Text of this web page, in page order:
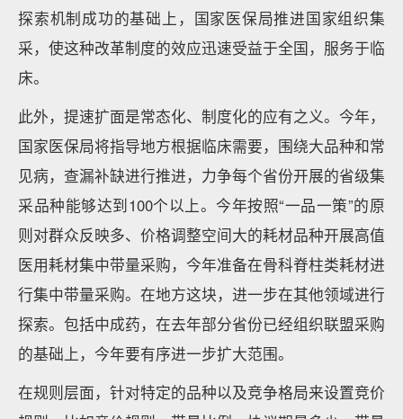
探索机制成功的基础上，国家医保局推进国家组织集
采，使这种改革制度的效应迅速受益于全国，服务于临
床。
此外，提速扩面是常态化、制度化的应有之义。今年，
国家医保局将指导地方根据临床需要，围绕大品种和常
见病，查漏补缺进行推进，力争每个省份开展的省级集
采品种能够达到100个以上。今年按照“一品一策”的原
则对群众反映多、价格调整空间大的耗材品种开展高值
医用耗材集中带量采购，今年准备在骨科脊柱类耗材进
行集中带量采购。在地方这块，进一步在其他领域进行
探索。包括中成药，在去年部分省份已经组织联盟采购
的基础上，今年要有序进一步扩大范围。
在规则层面，针对特定的品种以及竞争格局来设置竞价